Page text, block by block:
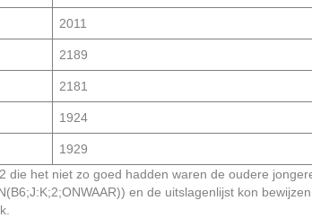
2011
2189
2181
1924
1929
het niet zo goed hadden waren de oudere
en de uitslagenlijst kon